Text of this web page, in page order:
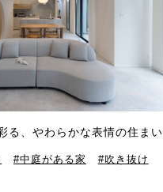
る、やわらかな表情の住まい
中庭がある家 吹き抜け